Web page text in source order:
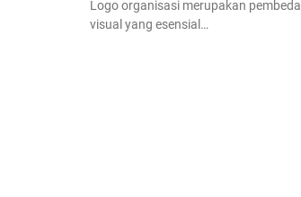
Logo organisasi merupakan pembeda
visual yang esensial…